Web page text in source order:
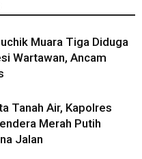
Muara Tiga Diduga
Wartawan, Ancam
Tanah Air, Kapolres
Merah Putih
Jalan